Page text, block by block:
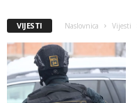
VIJESTI Naslovnica Vijesti